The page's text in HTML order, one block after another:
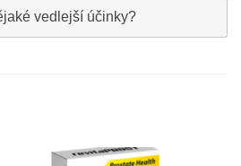
vedlejší účinky?